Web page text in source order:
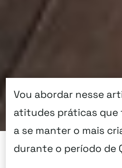
Vou abordar nesse
atitudes práticas que
a se manter o mais
durante o período de